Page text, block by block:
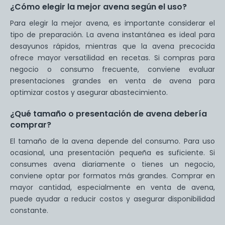
¿Cómo elegir la mejor avena según el uso?
Para elegir la mejor avena, es importante considerar el
tipo de preparación. La avena instantánea es ideal para
desayunos rápidos, mientras que la avena precocida
ofrece mayor versatilidad en recetas. Si compras para
negocio o consumo frecuente, conviene evaluar
presentaciones grandes en venta de avena para
optimizar costos y asegurar abastecimiento.
¿Qué tamaño o presentación de avena debería
comprar?
El tamaño de la avena depende del consumo. Para uso
ocasional, una presentación pequeña es suficiente. Si
consumes avena diariamente o tienes un negocio,
conviene optar por formatos más grandes. Comprar en
mayor cantidad, especialmente en venta de avena,
puede ayudar a reducir costos y asegurar disponibilidad
constante.